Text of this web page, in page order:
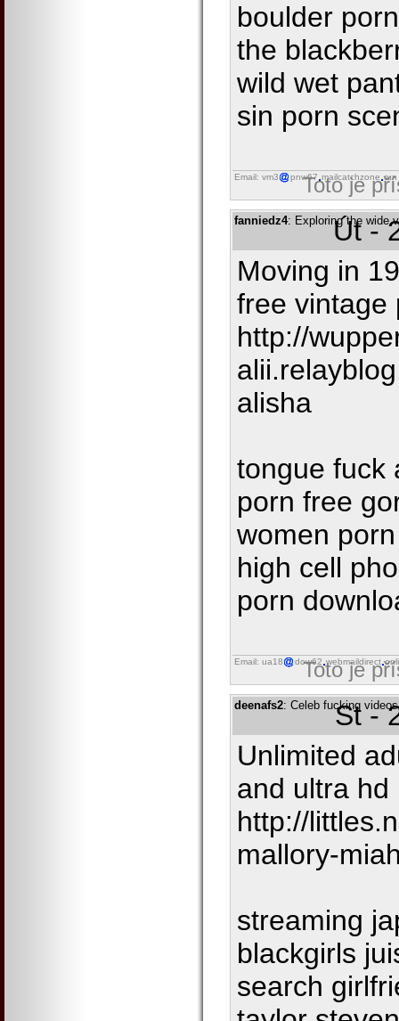
boulder
the
wild wet
sin porn
Email: vm3 pnw67 mailcatchzone run
Toto je
fanniedz4: Exploring the wide
Út -
Moving in
free vintage
http://
alisha
tongue fuck
porn free
women
high cell
porn
Email: ua18 dow62 webmaildirect
Toto je
deenafs2: Celeb fucking
St -
Unlimited
and ultra hd
http://
mallory-
streaming
blackgirls
search